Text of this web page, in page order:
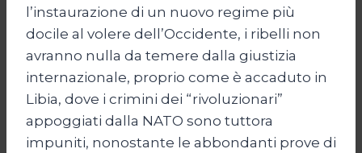
l’instaurazione di un nuovo regime più
docile al volere dell’Occidente, i ribelli non
avranno nulla da temere dalla giustizia
internazionale, proprio come è accaduto in
Libia, dove i crimini dei “rivoluzionari”
appoggiati dalla NATO sono tuttora
impuniti, nonostante le abbondanti prove di